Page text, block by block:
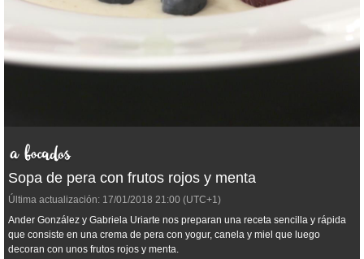
Sopa de pera con frutos rojos y menta
Última actualización: 17/01/2018 21:00 (UTC+1)
Ander González y Gabriela Uriarte nos preparan una receta sencilla y rápida
que consiste en una crema de pera con yogur, canela y miel que luego
decoran con unos frutos rojos y menta.